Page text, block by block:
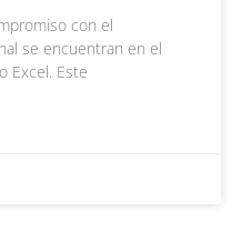
con el
se encuentran en el
Excel. Este